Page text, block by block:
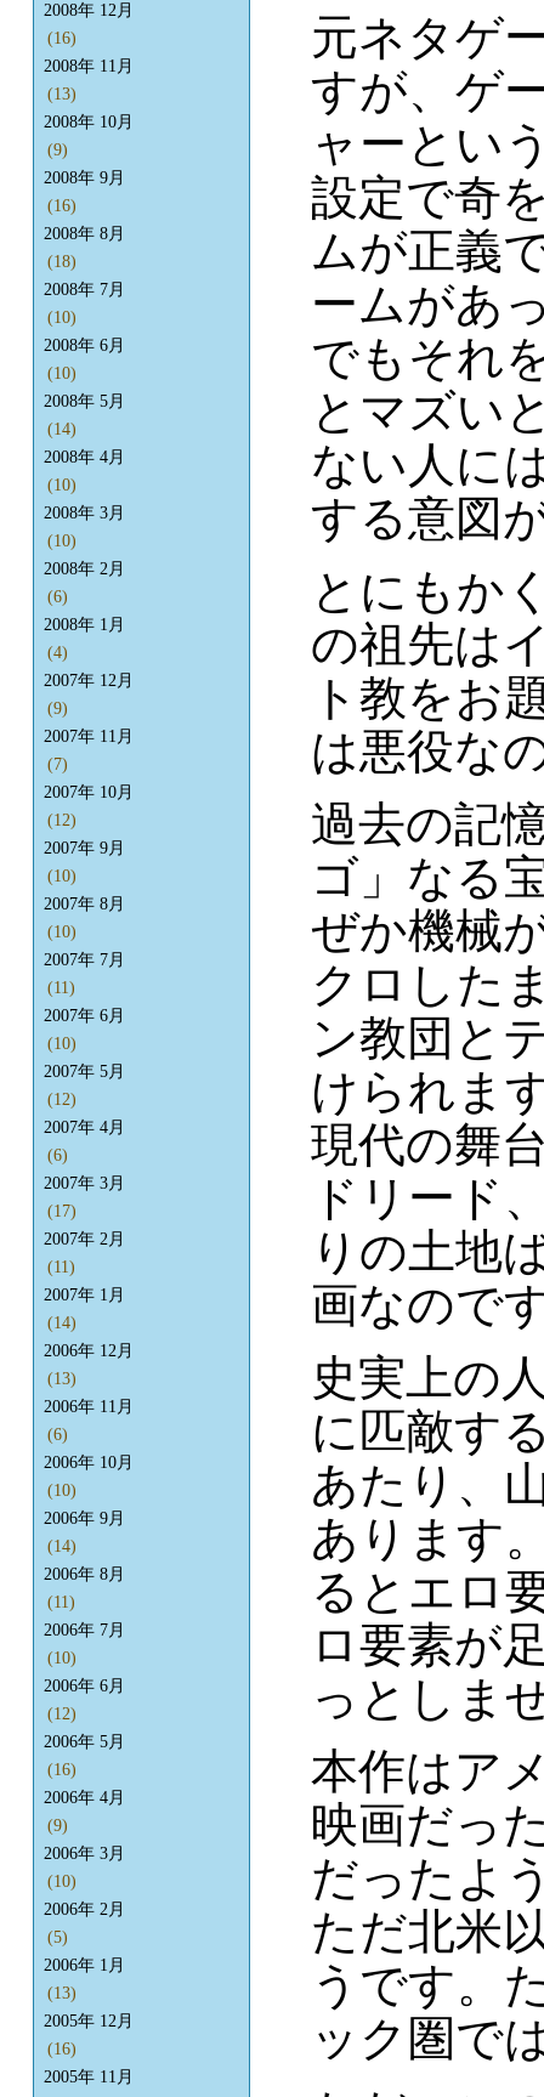
元ネタゲ
すが、ゲ
ャーとい
設定で奇
ムが正義
ームがあ
でもそれ
とマズい
ない人に
する意図
とにもか
の祖先は
ト教をお
は悪役な
過去の記
ゴ」なる
ぜか機械
クロした
ン教団と
けられま
現代の舞
ドリード
りの土地
画なので
史実上の
に匹敵す
あたり、
あります
るとエロ
ロ要素が
っとしま
本作はア
映画だっ
だったよ
ただ北米
うです。
ック圏で
2008年 12月
(16)
2008年 11月
(13)
2008年 10月
(9)
2008年 9月
(16)
2008年 8月
(18)
2008年 7月
(10)
2008年 6月
(10)
2008年 5月
(14)
2008年 4月
(10)
2008年 3月
(10)
2008年 2月
(6)
2008年 1月
(4)
2007年 12月
(9)
2007年 11月
(7)
2007年 10月
(12)
2007年 9月
(10)
2007年 8月
(10)
2007年 7月
(11)
2007年 6月
(10)
2007年 5月
(12)
2007年 4月
(6)
2007年 3月
(17)
2007年 2月
(11)
2007年 1月
(14)
2006年 12月
(13)
2006年 11月
(6)
2006年 10月
(10)
2006年 9月
(14)
2006年 8月
(11)
2006年 7月
(10)
2006年 6月
(12)
2006年 5月
(16)
2006年 4月
(9)
2006年 3月
(10)
2006年 2月
(5)
2006年 1月
(13)
2005年 12月
(16)
2005年 11月